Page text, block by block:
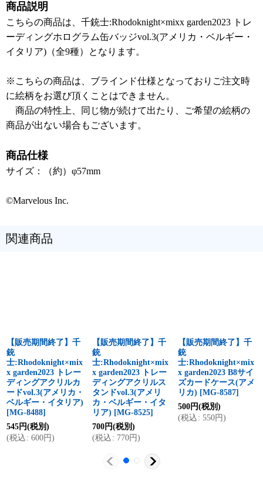
商品説明
こちらの商品は、千銃士:Rhodoknight×mixx garden2023 トレ
ーディングホログラム缶バッジvol.3(アメリカ・ベルギー・
イタリア)（全9種）となります。
※こちらの商品は、ブラインド仕様となっておりご注文時
に絵柄をお選び頂くことはできません。
商品の特性上、同じ物が続けて出たり、ご希望の絵柄の
商品が出ない場合もございます。
商品仕様
サイズ：（約）φ57mm
©Marvelous Inc.
関連商品
【販売期間終了】千
銃
士:Rhodoknight×mix
x garden2023 トレー
ディングアクリルカ
ードvol.3(アメリカ・
ベルギー・イタリア)
[MG-8488]
545 円(税別)
(税込 : 600円)
【販売期間終了】千
銃
士:Rhodoknight×mix
x garden2023 トレー
ディングアクリルス
タンドvol.3(アメリ
カ・ベルギー・イタ
リア) [MG-8525]
700 円(税別)
(税込 : 770円)
【販売期間終了】千
銃
士:Rhodoknight×mix
x garden2023 B8サイ
ズカードケース(アメ
リカ) [MG-8587]
500 円(税別)
(税込 : 550円)